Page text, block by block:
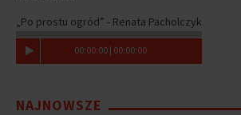
„Po prostu ogród” - Renata Pacholczyk
00:00:00 | 00:00:00
NAJNOWSZE